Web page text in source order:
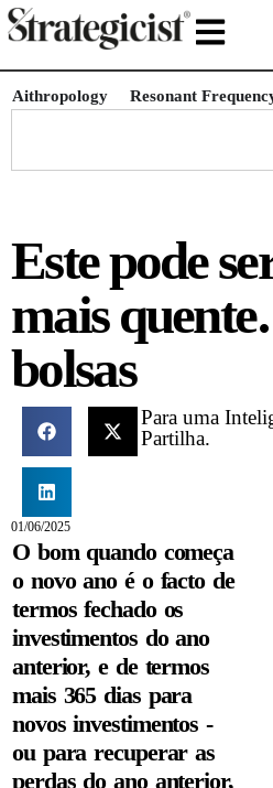
Aithropology Resonant
Este pode
mais
bolsas
Para uma
Partilha.
01/06/2025
O bom quando começa
o novo ano é o facto de
termos fechado os
investimentos do ano
anterior, e de termos
mais 365 dias para
novos investimentos -
ou para recuperar as
perdas do ano anterior,